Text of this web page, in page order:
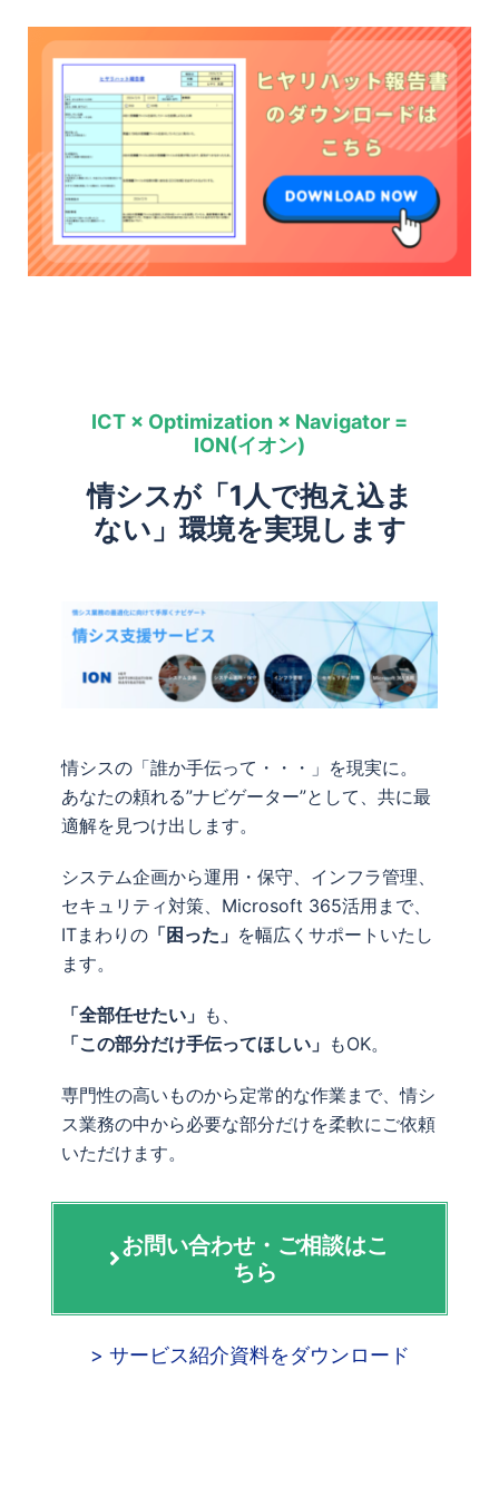
ICT × Optimization × Navigator =
ION(イオン)
情シスが「1人で抱え込ま
ない」環境を実現します
情シスの「誰か手伝って・・・」を現実に。
あなたの頼れる”ナビゲーター”として、共に最
適解を見つけ出します。
システム企画から運用・保守、インフラ管理、
セキュリティ対策、Microsoft 365活用まで、
ITまわりの 「困った」 を幅広くサポートいたし
ます。
「全部任せたい」 も、
「この部分だけ手伝ってほしい」 もOK。
専門性の高いものから定常的な作業まで、情シ
ス業務の中から必要な部分だけを柔軟にご依頼
いただけます。
お問い合わせ・ご相談はこ
ちら
> サービス紹介資料をダウンロード